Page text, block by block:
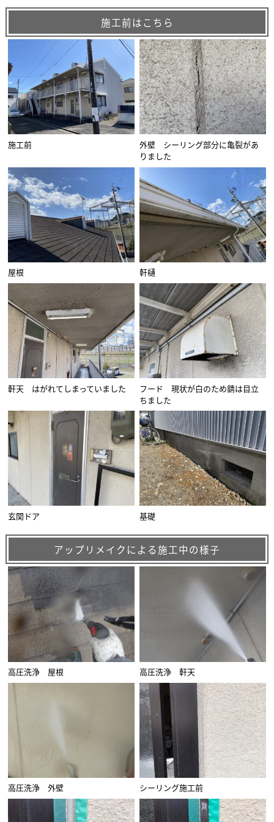
施工前はこちら
施工前
外壁 シーリング部分に亀裂があ
りました
屋根 軒樋
軒天 はがれてしまっていました
フード 現状が白のため錆は目立
ちました
玄関ドア 基礎
アップリメイクによる施工中の様子
高圧洗浄 屋根 高圧洗浄 軒天
高圧洗浄 外壁 シーリング施工前